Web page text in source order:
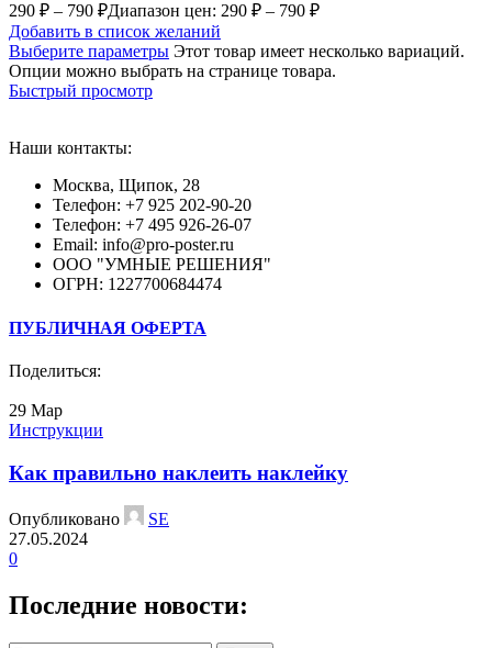
290 ₽ – 790 ₽Диапазон цен: 290 ₽ – 790 ₽
Добавить в список желаний
Выберите параметры Этот товар имеет несколько вариаций.
Опции можно выбрать на странице товара.
Быстрый просмотр
Наши контакты:
Москва, Щипок, 28
Телефон: +7 925 202-90-20
Телефон: +7 495 926-26-07
Email: info@pro-poster.ru
ООО "УМНЫЕ РЕШЕНИЯ"
ОГРН: 1227700684474
ПУБЛИЧНАЯ ОФЕРТА
Поделиться:
29 Мар
Инструкции
Как правильно наклеить наклейку
Опубликовано
SE
27.05.2024
0
Последние новости: